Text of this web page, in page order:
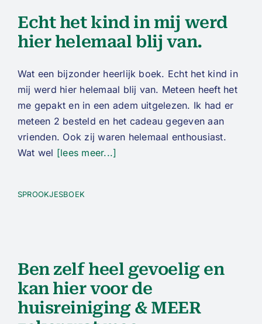
Echt het kind in mij werd
hier helemaal blij van.
Wat een bijzonder heerlijk boek. Echt het kind in
mij werd hier helemaal blij van. Meteen heeft het
me gepakt en in een adem uitgelezen. Ik had er
meteen 2 besteld en het cadeau gegeven aan
vrienden. Ook zij waren helemaal enthousiast.
Wat wel [lees meer...]
SPROOKJESBOEK
Ben zelf heel gevoelig en
kan hier voor de
huisreiniging & MEER